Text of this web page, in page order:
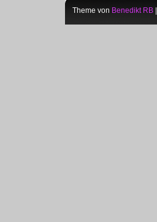
Theme von Benedikt RB